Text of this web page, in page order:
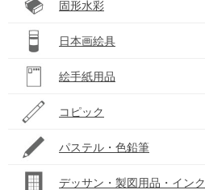
固形水彩
日本画絵具
絵手紙用品
コピック
パステル・色鉛筆
デッサン・製図用品・インク